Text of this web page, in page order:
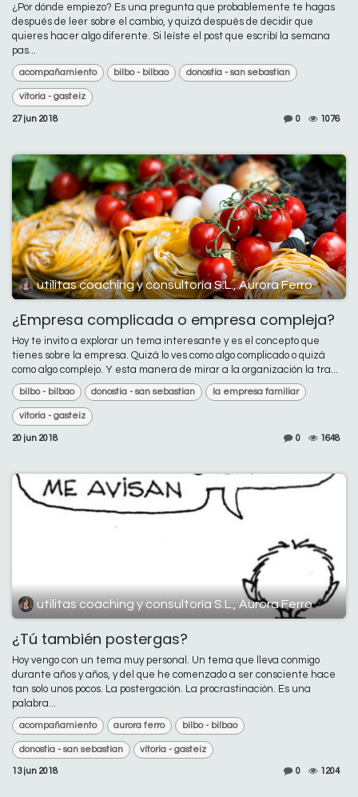
¿Por dónde empiezo? Es una pregunta que probablemente te hagas
después de leer sobre el cambio, y quizá después de decidir que
quieres hacer algo diferente. Si leíste el post que escribí la semana
pas...
acompañamiento bilbo - bilbao donostia - san sebastian
vitoria - gasteiz
27 jun 2018 0 1076
utilitas coaching y consultoría S.L., Aurora Ferro
¿Empresa complicada o empresa compleja?
Hoy te invito a explorar un tema interesante y es el concepto que
tienes sobre la empresa. Quizá lo ves como algo complicado o quizá
como algo complejo. Y esta manera de mirar a la organización la tra...
bilbo - bilbao donostia - san sebastian la empresa familiar
vitoria - gasteiz
20 jun 2018 0 1648
utilitas coaching y consultoría S.L., Aurora Ferro
¿Tú también postergas?
Hoy vengo con un tema muy personal. Un tema que lleva conmigo
durante años y años, y del que he comenzado a ser consciente hace
tan solo unos pocos. La postergación. La procrastinación. Es una
palabra...
acompañamiento aurora ferro bilbo - bilbao
donostia - san sebastian vitoria - gasteiz
13 jun 2018 0 1204